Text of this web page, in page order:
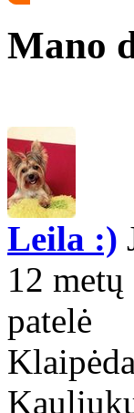
Mano
Leila :)
12 metų
patelė
Klaipėda